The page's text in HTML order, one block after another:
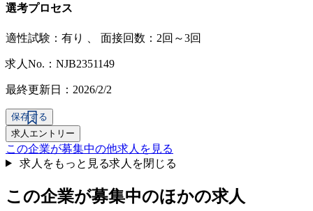
選考プロセス
適性試験： 有り 面接回数：2回～3回
求人No.：NJB2351149
最終更新日：2026/2/2
保存する
求人エントリー
この企業が募集中の他求人を見る
求人をもっと見る求人を閉じる
この企業が募集中のほかの求人